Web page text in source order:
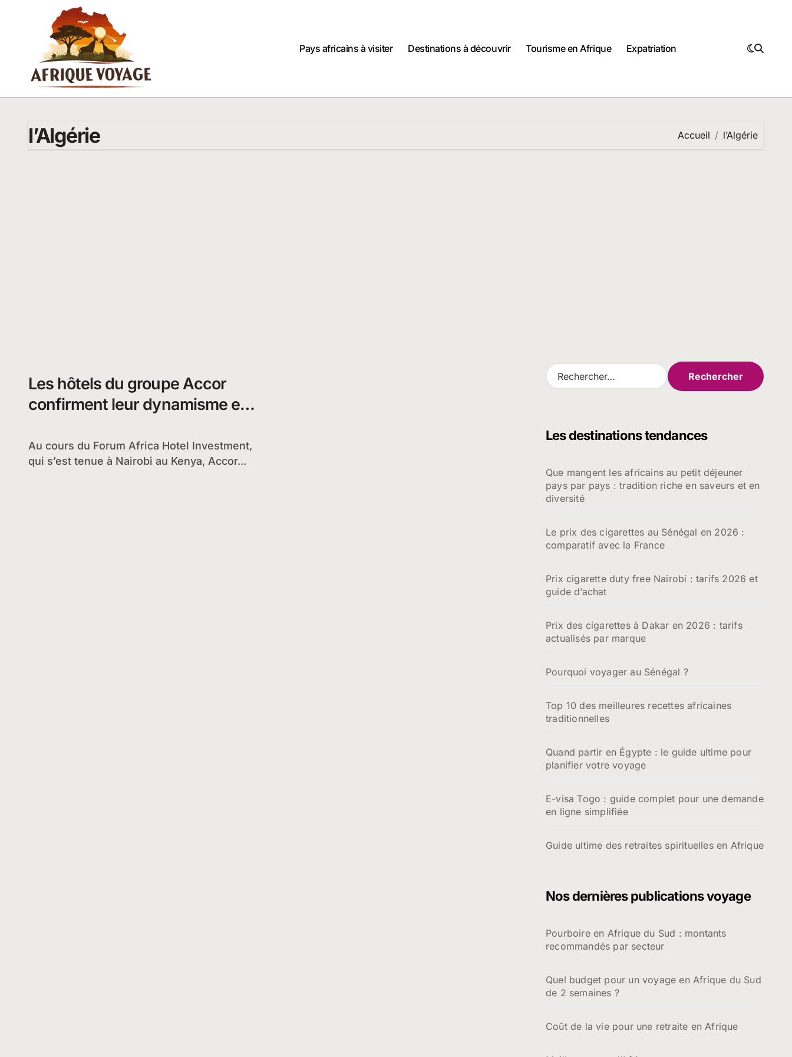
Pays africains à visiter
Destinations à découvrir Tourisme en Afrique Expatriation
l’Algérie Accueil l’Algérie
Les hôtels du groupe Accor
confirment leur dynamisme en
Au cours du Forum Africa Hotel Investment,
qui s’est tenue à Nairobi au Kenya, Accor...
R
e
r
e
r
Les destinations tendances
Que mangent les africains au petit déjeuner
pays par pays : tradition riche en saveurs et en
diversité
Le prix des cigarettes au Sénégal en 2026 :
comparatif avec la France
Prix cigarette duty free Nairobi : tarifs 2026 et
guide d’achat
Prix des cigarettes à Dakar en 2026 : tarifs
actualisés par marque
Pourquoi voyager au Sénégal ?
Top 10 des meilleures recettes africaines
traditionnelles
Quand partir en Égypte : le guide ultime pour
planifier votre voyage
E-visa Togo : guide complet pour une demande
en ligne simplifiée
Guide ultime des retraites spirituelles en Afrique
Nos dernières publications voyage
Pourboire en Afrique du Sud : montants
recommandés par secteur
Quel budget pour un voyage en Afrique du Sud
de 2 semaines ?
Coût de la vie pour une retraite en Afrique